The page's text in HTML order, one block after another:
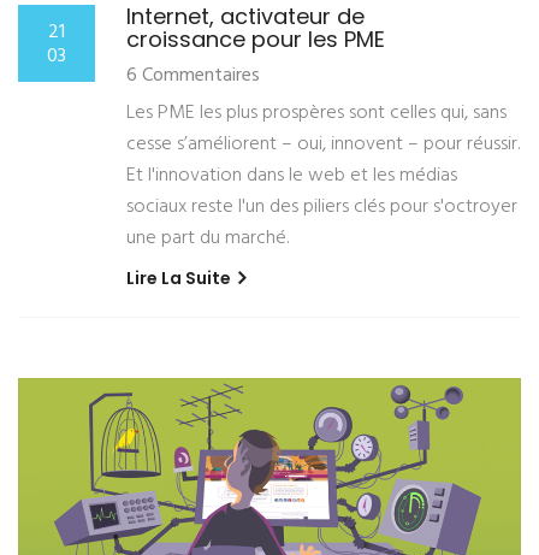
21
03
Internet, activateur de
croissance pour les PME
6 Commentaires
Les PME les plus prospères sont celles qui, sans
cesse s’améliorent – oui, innovent – pour réussir.
Et l'innovation dans le web et les médias
sociaux reste l'un des piliers clés pour s'octroyer
une part du marché.
Lire La Suite